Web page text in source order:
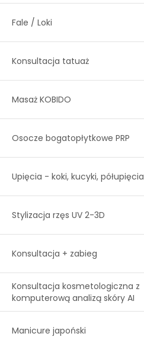
Fale / Loki
Konsultacja tatuaż
Masaż KOBIDO
Osocze bogatopłytkowe PRP
Upięcia - koki, kucyki, półupięcia
Stylizacja rzęs UV 2-3D
Konsultacja + zabieg
Konsultacja kosmetologiczna z
komputerową analizą skóry AI
Manicure japoński